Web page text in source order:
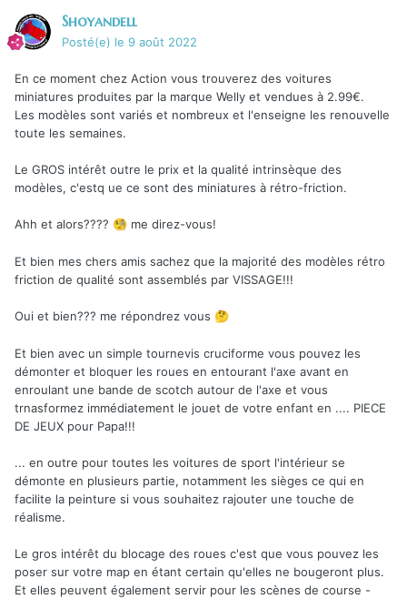
Shoyandell
Posté(e) le 9 août 2022
En ce moment chez Action vous trouverez des voitures
miniatures produites par la marque Welly et vendues à 2.99€.
Les modèles sont variés et nombreux et l'enseigne les renouvelle
toute les semaines.
Le GROS intérêt outre le prix et la qualité intrinsèque des
modèles, c'estq ue ce sont des miniatures à rétro-friction.
Ahh et alors???? 🧐 me direz-vous!
Et bien mes chers amis sachez que la majorité des modèles rétro
friction de qualité sont assemblés par VISSAGE!!!
Oui et bien??? me répondrez vous 🤔
Et bien avec un simple tournevis cruciforme vous pouvez les
démonter et bloquer les roues en entourant l'axe avant en
enroulant une bande de scotch autour de l'axe et vous
trnasformez immédiatement le jouet de votre enfant en .... PIECE
DE JEUX pour Papa!!!
... en outre pour toutes les voitures de sport l'intérieur se
démonte en plusieurs partie, notamment les sièges ce qui en
facilite la peinture si vous souhaitez rajouter une touche de
réalisme.
Le gros intérêt du blocage des roues c'est que vous pouvez les
poser sur votre map en étant certain qu'elles ne bougeront plus.
Et elles peuvent également servir pour les scènes de course -